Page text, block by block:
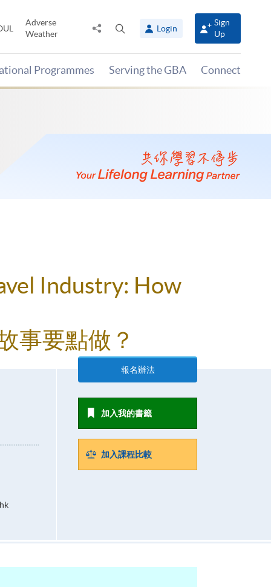
Adverse
Weather
Share
panel
Login
Sign
Up
Programmes Serving the GBA Connect
Industry: How
事要點做？
報名辦法
加入我的書籤
加入課程比較